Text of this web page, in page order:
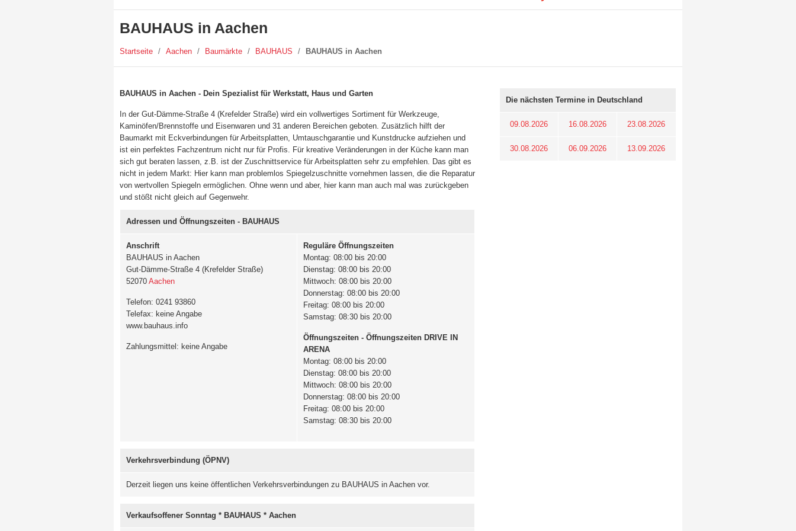
BAUHAUS in Aachen
Startseite / Aachen / Baumärkte / BAUHAUS / BAUHAUS in Aachen
BAUHAUS in Aachen - Dein Spezialist für Werkstatt, Haus und Garten
In der Gut-Dämme-Straße 4 (Krefelder Straße) wird ein vollwertiges Sortiment für Werkzeuge,
Kaminöfen/Brennstoffe und Eisenwaren und 31 anderen Bereichen geboten. Zusätzlich hilft der
Baumarkt mit Eckverbindungen für Arbeitsplatten, Umtauschgarantie und Kunstdrucke aufziehen und
ist ein perfektes Fachzentrum nicht nur für Profis. Für kreative Veränderungen in der Küche kann man
sich gut beraten lassen, z.B. ist der Zuschnittservice für Arbeitsplatten sehr zu empfehlen. Das gibt es
nicht in jedem Markt: Hier kann man problemlos Spiegelzuschnitte vornehmen lassen, die die Reparatur
von wertvollen Spiegeln ermöglichen. Ohne wenn und aber, hier kann man auch mal was zurückgeben
und stößt nicht gleich auf Gegenwehr.
Adressen und Öffnungszeiten - BAUHAUS
Anschrift
BAUHAUS in Aachen
Gut-Dämme-Straße 4 (Krefelder Straße)
52070 Aachen
Telefon: 0241 93860
Telefax: keine Angabe
www.bauhaus.info
Zahlungsmittel: keine Angabe
Reguläre Öffnungszeiten
Montag: 08:00 bis 20:00
Dienstag: 08:00 bis 20:00
Mittwoch: 08:00 bis 20:00
Donnerstag: 08:00 bis 20:00
Freitag: 08:00 bis 20:00
Samstag: 08:30 bis 20:00
Öffnungszeiten - Öffnungszeiten DRIVE IN
ARENA
Montag: 08:00 bis 20:00
Dienstag: 08:00 bis 20:00
Mittwoch: 08:00 bis 20:00
Donnerstag: 08:00 bis 20:00
Freitag: 08:00 bis 20:00
Samstag: 08:30 bis 20:00
Verkehrsverbindung (ÖPNV)
Derzeit liegen uns keine öffentlichen Verkehrsverbindungen zu BAUHAUS in Aachen vor.
Verkaufsoffener Sonntag * BAUHAUS * Aachen
Die nächsten Termine in Deutschland
09.08.2026 16.08.2026 23.08.2026
30.08.2026 06.09.2026 13.09.2026